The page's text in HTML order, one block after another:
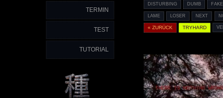
TERMIN
TEST
TUTORIAL
DISTURBING DUMB FAKE
LAME LOSER NEXT
« ZURÜCK TRYHARD